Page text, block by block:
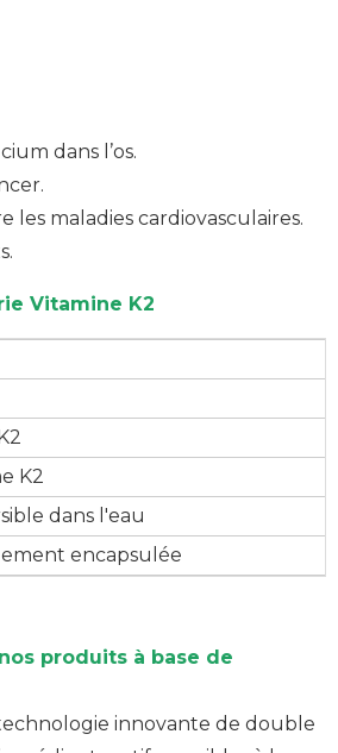
dans l’os.
les maladies cardiovasculaires.
Vitamine K2
K2
dans l'eau
encapsulée
produits à base de
innovante de double